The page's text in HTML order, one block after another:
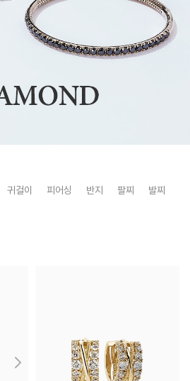
귀걸이 피어싱 반지 팔찌 발찌